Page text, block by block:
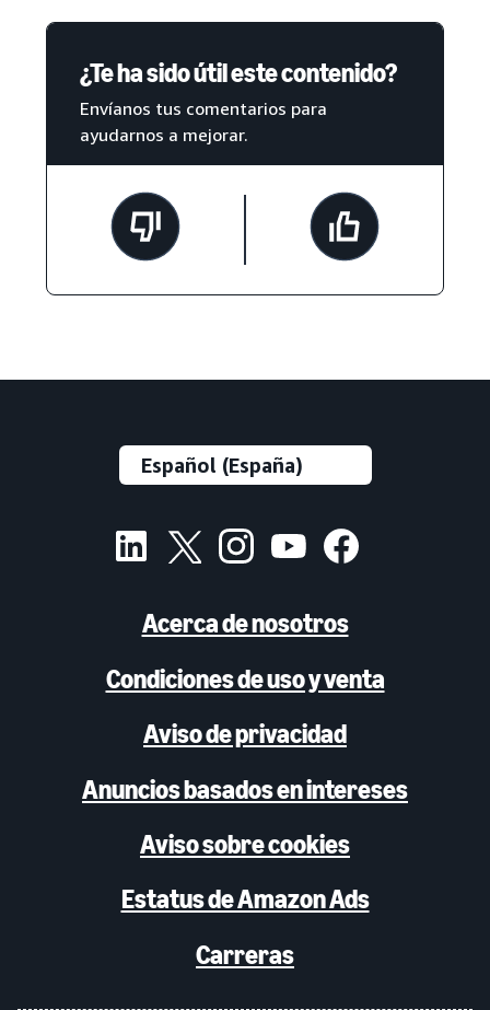
¿Te ha sido útil este contenido?
Envíanos tus comentarios para
ayudarnos a mejorar.
Acerca de nosotros
Condiciones de uso y venta
Aviso de privacidad
Anuncios basados en intereses
Aviso sobre cookies
Estatus de Amazon Ads
Carreras